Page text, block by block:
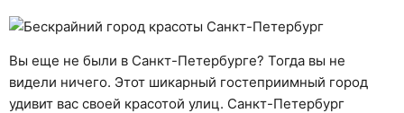
Жизнь
Общество
Вы еще не были в Санкт-Петербурге? Тогда вы не
видели ничего. Этот шикарный гостеприимный город
удивит вас своей красотой улиц. Санкт-Петербург